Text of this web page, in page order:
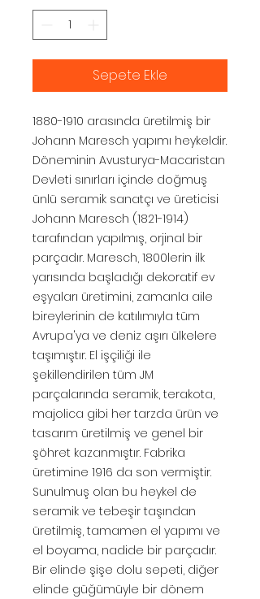
Sepete Ekle
1880-1910 arasında üretilmiş bir
Johann Maresch yapımı heykeldir.
Döneminin Avusturya-Macaristan
Devleti sınırları içinde doğmuş
ünlü seramik sanatçı ve üreticisi
Johann Maresch (1821-1914)
tarafından yapılmış, orjinal bir
parçadır. Maresch, 1800lerin ilk
yarısında başladığı dekoratif ev
eşyaları üretimini, zamanla aile
bireylerinin de katılımıyla tüm
Avrupa'ya ve deniz aşırı ülkelere
taşımıştır. El işçiliği ile
şekillendirilen tüm JM
parçalarında seramik, terakota,
majolica gibi her tarzda ürün ve
tasarım üretilmiş ve genel bir
şöhret kazanmıştır. Fabrika
üretimine 1916 da son vermiştir.
Sunulmuş olan bu heykel de
seramik ve tebeşir taşından
üretilmiş, tamamen el yapımı ve
el boyama, nadide bir parçadır.
Bir elinde şişe dolu sepeti, diğer
elinde güğümüyle bir dönem